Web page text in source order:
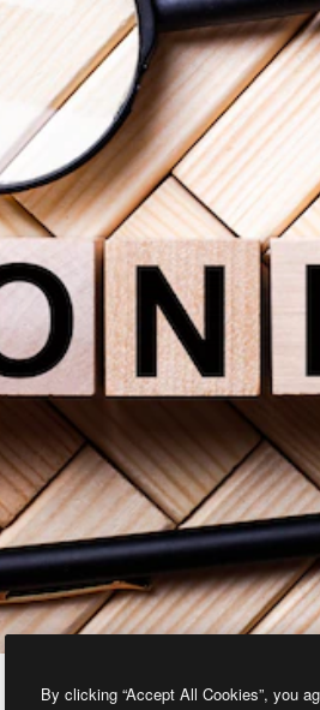
By clicking “Accept All Cookies”, you